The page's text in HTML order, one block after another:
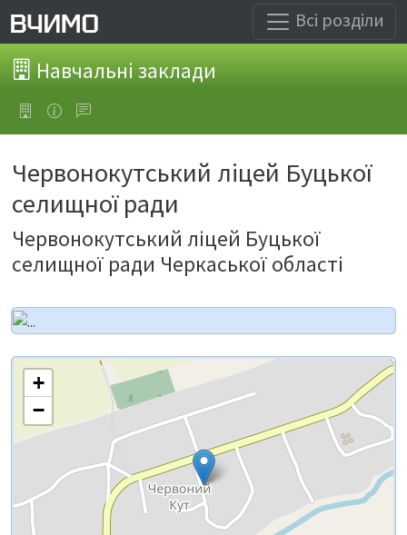
Всі розділи
Навчальні заклади
Червонокутський ліцей Буцької
селищної ради
Червонокутський ліцей Буцької
селищної ради Черкаської області
+
−